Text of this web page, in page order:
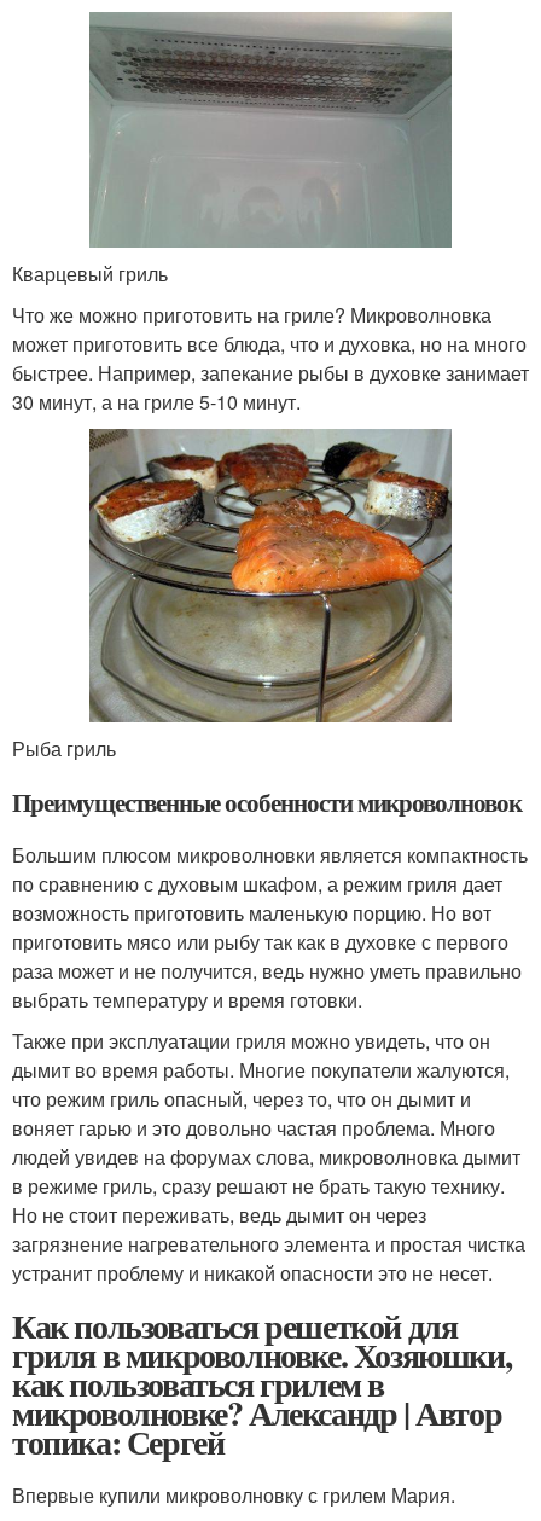
Кварцевый гриль
Что же можно приготовить на гриле? Микроволновка
может приготовить все блюда, что и духовка, но на много
быстрее. Например, запекание рыбы в духовке занимает
30 минут, а на гриле 5-10 минут.
Рыба гриль
Преимущественные особенности микроволновок
Большим плюсом микроволновки является компактность
по сравнению с духовым шкафом, а режим гриля дает
возможность приготовить маленькую порцию. Но вот
приготовить мясо или рыбу так как в духовке с первого
раза может и не получится, ведь нужно уметь правильно
выбрать температуру и время готовки.
Также при эксплуатации гриля можно увидеть, что он
дымит во время работы. Многие покупатели жалуются,
что режим гриль опасный, через то, что он дымит и
воняет гарью и это довольно частая проблема. Много
людей увидев на форумах слова, микроволновка дымит
в режиме гриль, сразу решают не брать такую технику.
Но не стоит переживать, ведь дымит он через
загрязнение нагревательного элемента и простая чистка
устранит проблему и никакой опасности это не несет.
Как пользоваться решеткой для
гриля в микроволновке. Хозяюшки,
как пользоваться грилем в
микроволновке? Александр | Автор
топика: Сергей
Впервые купили микроволновку с грилем Мария.